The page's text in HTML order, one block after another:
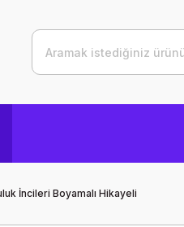
İncileri Boyamalı Hikayeli